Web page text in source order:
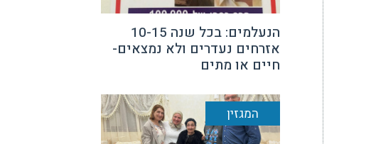
הנעלמים: בכל שנה 10-15
אזרחים נעדרים ולא נמצאים-
חיים או מתים
המגזין